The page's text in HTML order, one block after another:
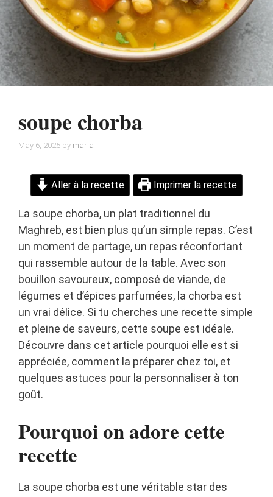
soupe chorba
May 6, 2025 by maria
Aller à la recette Imprimer la recette
La soupe chorba, un plat traditionnel du
Maghreb, est bien plus qu’un simple repas. C’est
un moment de partage, un repas réconfortant
qui rassemble autour de la table. Avec son
bouillon savoureux, composé de viande, de
légumes et d’épices parfumées, la chorba est
un vrai délice. Si tu cherches une recette simple
et pleine de saveurs, cette soupe est idéale.
Découvre dans cet article pourquoi elle est si
appréciée, comment la préparer chez toi, et
quelques astuces pour la personnaliser à ton
goût.
Pourquoi on adore cette
recette
La soupe chorba est une véritable star des